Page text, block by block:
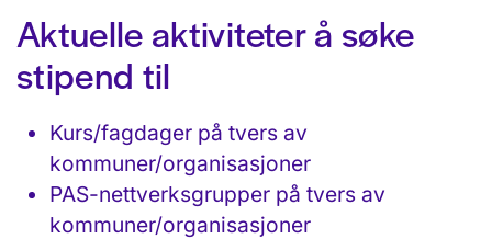
Aktuelle aktiviteter å søke
stipend til
Kurs/fagdager på tvers av
kommuner/organisasjoner
PAS-nettverksgrupper på tvers av
kommuner/organisasjoner